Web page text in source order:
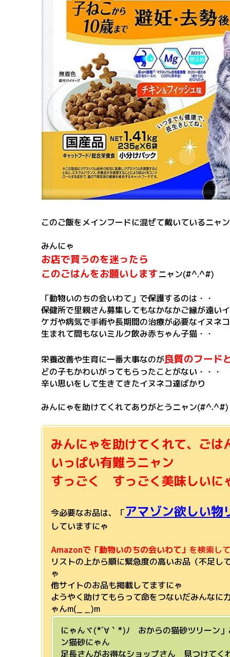
このご飯をメインフードに混ぜて戴いているニャン
みんにゃ
お店で買うのを迷ったら
このごはんをお願いしますニャン(#^.^#)
「動物いのちの会いわて」で保護するのは・・
保健所で里親さん募集してもなかなかご縁が遠い
ケガや病気で手術や長期間の治療が必要なイヌネコ
生まれて間もないミルク飲み赤ちゃん子猫・・
栄養改善や生育に一番大事なのが良質のフード
どの子もかわいがってもらったことがない・・・
辛い思いをして生きてきたイヌネコ達ばかり
みんにゃを助けてくれてありがとうニャン
みんにゃを助けてくれて、ごは
いっぱい有難うニャン
すっごく すっごく美味しい
今必要なお品は、「アマゾン欲しい物
していますにゃ
Amazonで「動物いのちの会いわて」 を検索して
リストの上から順に緊急度の高いお品（不足し
ゃ
他サイトのお品も掲載してますにゃ
ようやく助けてもらって命をつないだみんなに
ゃんm(_ _)m
にゃんヾ(*´∀｀*)ﾉ おからの猫砂ツリーン」
ン猫砂にゃん
足長さんがお得なショップさん 見つけてく